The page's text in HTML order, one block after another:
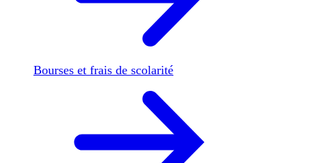
Bourses et frais de scolarité